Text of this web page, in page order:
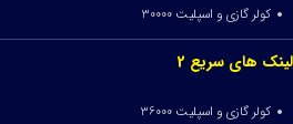
کولر گازی و اسپلیت 30000
لینک های سریع 2
کولر گازی و اسپلیت 36000